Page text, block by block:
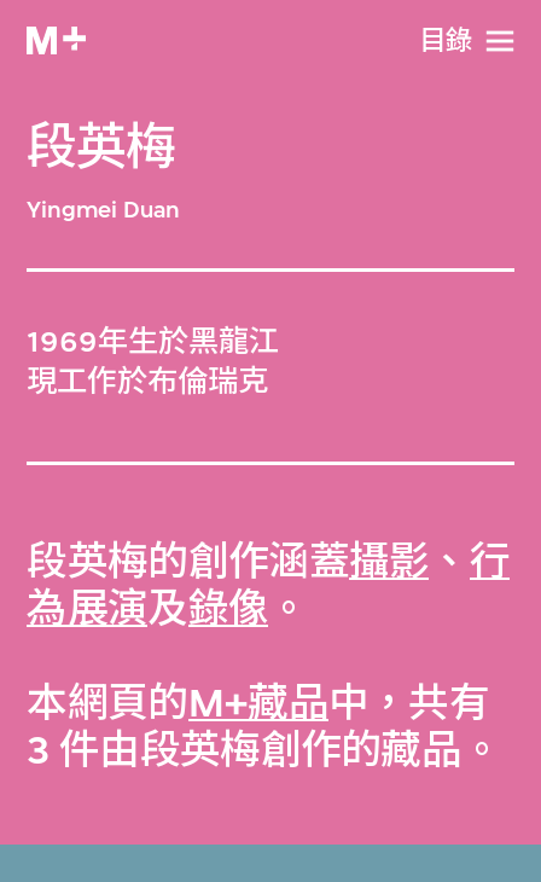
目​錄
段英梅
Yingmei Duan
1969年生於黑龍江
現工作於布倫瑞克
段英梅的創作涵蓋攝影 、 行
為展演及錄像 。
本網頁的M+藏品中，共有
3 件由段英梅創作的藏品。